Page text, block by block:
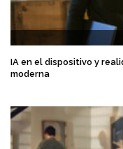
IA en el dispositivo y
moderna